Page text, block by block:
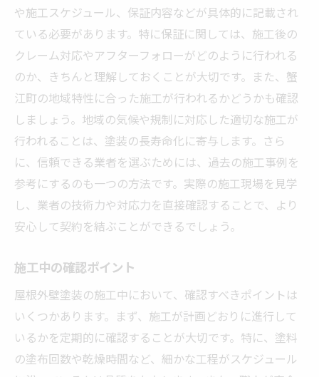
や施工スケジュール、保証内容などが具体的に記載され
ている必要があります。特に保証に関しては、施工後の
クレーム対応やアフターフォローがどのように行われる
のか、きちんと理解しておくことが大切です。また、蟹
江町の地域特性に合った施工が行われるかどうかも確認
しましょう。地域の気候や規制に対応した適切な施工が
行われることは、塗装の長寿命化に寄与します。さら
に、信頼できる業者を選ぶためには、過去の施工事例を
参考にするのも一つの方法です。実際の施工現場を見学
し、業者の技術力や対応力を直接確認することで、より
安心して契約を結ぶことができるでしょう。
施工中の確認ポイント
屋根外壁塗装の施工中において、確認すべきポイントは
いくつかあります。まず、施工が計画どおりに進行して
いるかを定期的に確認することが大切です。特に、塗料
の塗布回数や乾燥時間など、細かな工程がスケジュール